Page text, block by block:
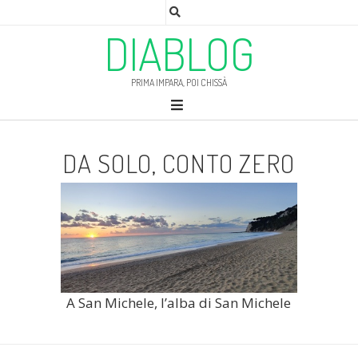
DIABLOG
PRIMA IMPARA, POI CHISSÀ
DA SOLO, CONTO ZERO
A San Michele, l’alba di San Michele